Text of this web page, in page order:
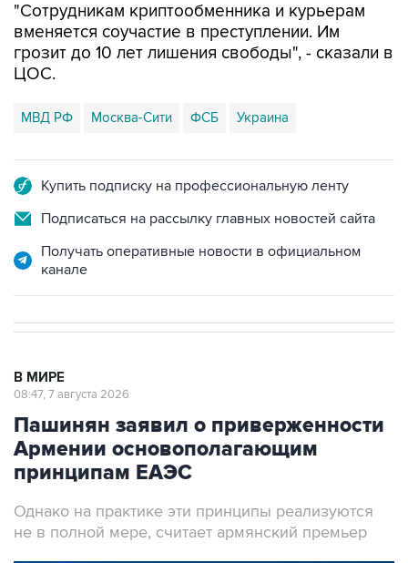
"Сотрудникам криптообменника и курьерам
вменяется соучастие в преступлении. Им
грозит до 10 лет лишения свободы", - сказали в
ЦОС.
МВД РФ Москва-Сити ФСБ Украина
Купить подписку на профессиональную ленту
Подписаться на рассылку главных новостей сайта
Получать оперативные новости в официальном
канале
В МИРЕ
08:47, 7 августа 2026
Пашинян заявил о приверженности
Армении основополагающим
принципам ЕАЭС
Однако на практике эти принципы реализуются
не в полной мере, считает армянский премьер